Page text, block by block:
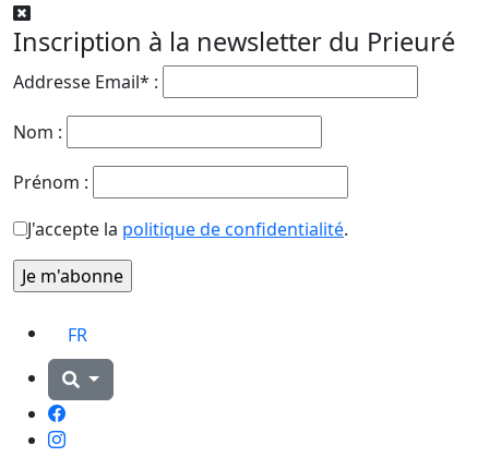
Inscription à la newsletter du Prieuré
Addresse Email* :
Nom :
Prénom :
J'accepte la politique de confidentialité.
FR
Facebook
Instagram